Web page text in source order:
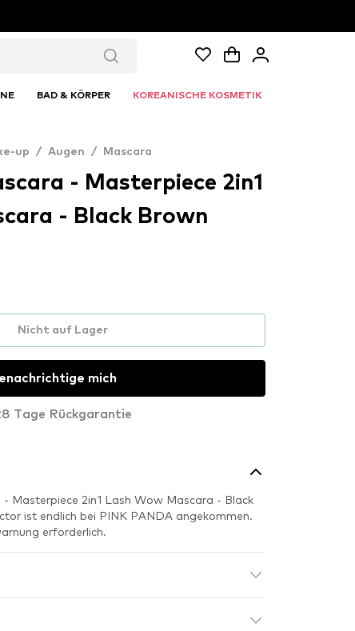
BAD & KÖRPER KOREANISCHE KOSMETIK
up / Augen / Mascara
- Masterpiece 2in1
- Black Brown
Nicht auf Lager
mich
Tage Rückgarantie
Masterpiece 2in1 Lash Wow Mascara - Black
ist endlich bei PINK PANDA angekommen.
erforderlich.